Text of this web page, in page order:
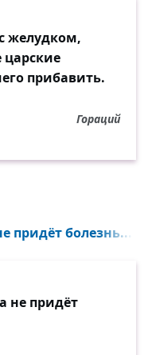
желудком,
прибавить.
Гораций
придёт болезнь...
не придёт